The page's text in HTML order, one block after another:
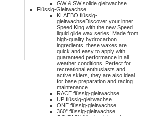
GW & SW solide gleitwachse
Flüssig-Gleitwachse
KLAEBO flüssig-
gleitwachseDiscover your inner
Speed King with the new Speed
liquid glide wax series! Made from
high-quality hydrocarbon
ingredients, these waxes are
quick and easy to apply with
guaranteed performance in all
weather conditions. Perfect for
recreational enthusiasts and
active skiers, they are also ideal
for base preparation and racing
maintenance.
RACE flüssig-gleitwachse
UP flüssig-gleitwachse
ONE flüssig-gleitwachse
360° flüssig-gleitwachse